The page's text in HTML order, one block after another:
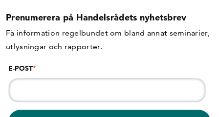
Prenumerera på Handelsrådets nyhetsbrev
Få information regelbundet om bland annat seminarier,
utlysningar och rapporter.
E-POST*